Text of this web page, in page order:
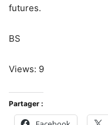
futures.
BS
Views: 9
Partager :